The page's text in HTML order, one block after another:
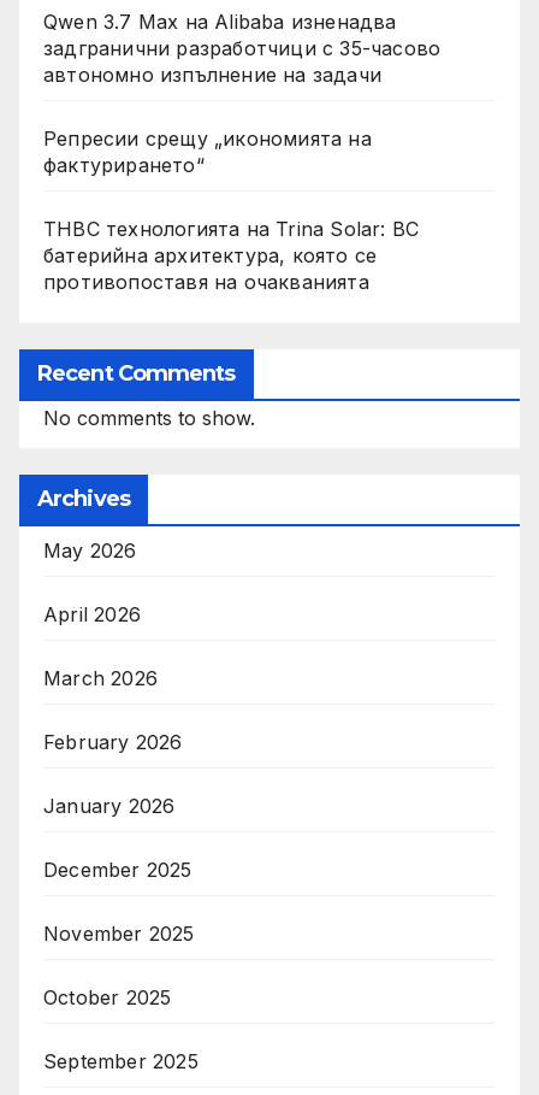
Qwen 3.7 Max на Alibaba изненадва
задгранични разработчици с 35-часово
автономно изпълнение на задачи
Репресии срещу „икономията на
фактурирането“
THBC технологията на Trina Solar: BC
батерийна архитектура, която се
противопоставя на очакванията
Recent Comments
No comments to show.
Archives
May 2026
April 2026
March 2026
February 2026
January 2026
December 2025
November 2025
October 2025
September 2025